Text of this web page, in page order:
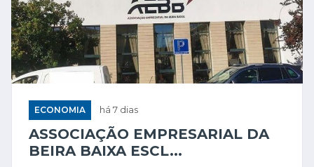
ECONOMIA há 7 dias
ASSOCIAÇÃO EMPRESARIAL DA
BEIRA BAIXA ESCL...